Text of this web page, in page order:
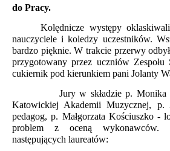
do Pracy.
Kolędnicze występy
nauczyciele i koledzy uczestników.
bardzo pięknie. W trakcie przerwy
przygotowany przez uczniów
cukiernik pod kierunkiem pani Jolanty
Jury w składzie p. Monika
Katowickiej Akademii Muzycznej, p.
pedagog, p. Małgorzata Kościuszko -
problem z oceną wykonawców.
następujących laureatów: